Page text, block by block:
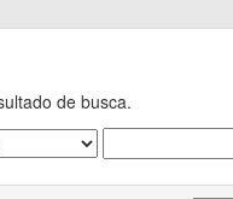
de busca.